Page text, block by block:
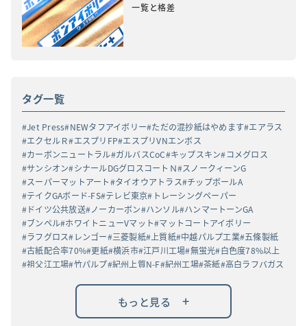
一覧と格差
タグ一覧
Jet Press NEWタフアイボリー ただの混抄紙はやめます エアラス
エクセルＲ エスプリFP エスプリVNエンボス
カーボンニュートラル ガルバスCoC キップスキン コメグロス
サンシオン シナールDGグロスコートＮ
スノークィーンG
スーパーマットアート タイオウアトラス チップボールA
テイクGAボード-FS テレビ東京
トレーシングペーパー
ドイツ公共放送 ノーカーボン ハンソル ハンマートーンGA
ブンペル ホワイトニューVマット マットコートアイボリー
ラフグロス レンゴー 三菱製紙 上質紙 中越パルプ工業 五條製紙
古紙配合率70% 更紙 横浜市 江戸川工場 無蛍光 白色度78%以上
祖父江工場 竹パルプ 紀州上質N-F 紀州工場 茶紙 高白ラフバガス
もっと見る +